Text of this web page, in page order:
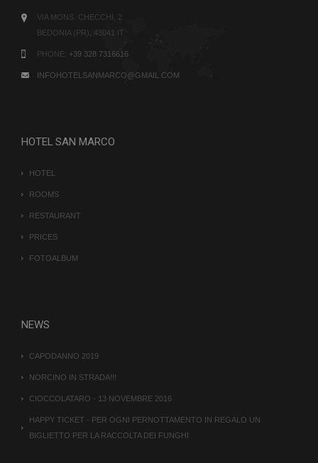
VIA MONS. CHECCHI, 2
BEDONIA (PR), 43041 IT
PHONE: +39 328 7316616
INFOHOTELSANMARCO@GMAIL.COM
HOTEL SAN MARCO
HOTEL
ROOMS
RESTAURANT
PRICES
FOTOALBUM
NEWS
CAPODANNO 2019
NORCINO IN STRADA!!!
CIOCCOLATARO - 13 NOVEMBRE 2016
HAPPY TICKET - PER OGNI PERNOTTAMENTO IN REGALO UN
BIGLIETTO PER LA RACCOLTA DEI FUNGHI